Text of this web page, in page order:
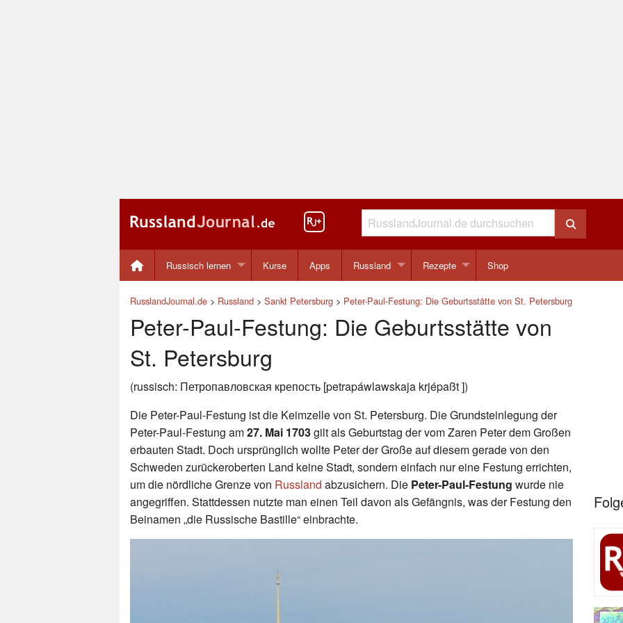
Russisch lernen Kurse Apps Russland Rezepte Shop
RusslandJournal.de > Russland > Sankt Petersburg > Peter-Paul-Festung: Die Geburtsstätte von St. Petersburg
Peter-Paul-Festung: Die Geburtsstätte von
St. Petersburg
(russisch: Петропавловская крепость [petrapáwlawskaja krjépaßt ])
Die Peter-Paul-Festung ist die Keimzelle von St. Petersburg. Die Grundsteinlegung der
Peter-Paul-Festung am27. Mai 1703gilt als Geburtstag der vom Zaren Peter dem Großen
erbauten Stadt. Doch ursprünglich wollte Peter der Große auf diesem gerade von den
Schweden zurückeroberten Land keine Stadt, sondern einfach nur eine Festung errichten,
um die nördliche Grenze von Russland abzusichern. Die Peter-Paul-Festung wurde nie
angegriffen. Stattdessen nutzte man einen Teil davon als Gefängnis, was der Festung den
Beinamen „die Russische Bastille“ einbrachte.